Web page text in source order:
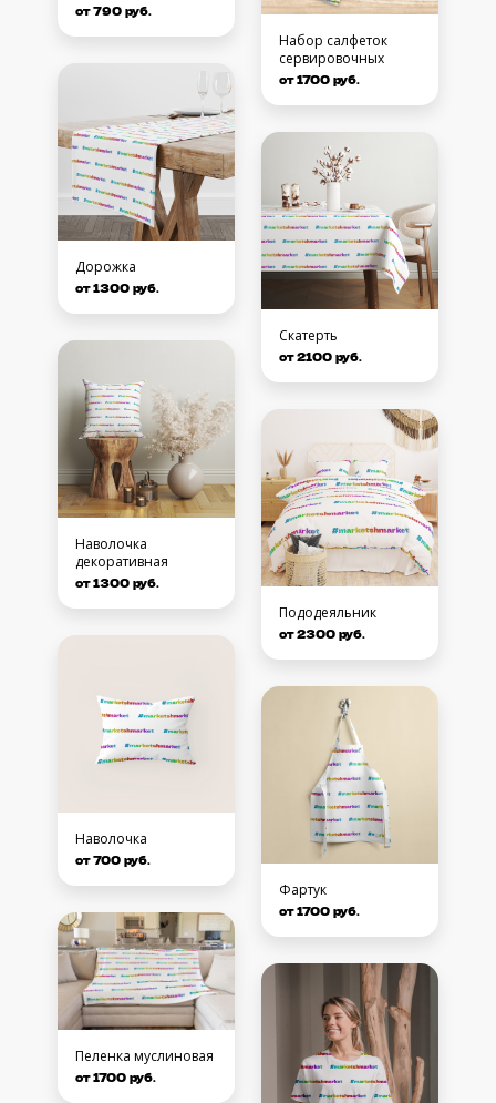
от 790 руб.
Дорожка
от 1300 руб.
Наволочка
декоративная
от 1300 руб.
Наволочка
от 700 руб.
Пеленка муслиновая
от 1700 руб.
Набор салфеток
сервировочных
от 1700 руб.
Скатерть
от 2100 руб.
Пододеяльник
от 2300 руб.
Фартук
от 1700 руб.